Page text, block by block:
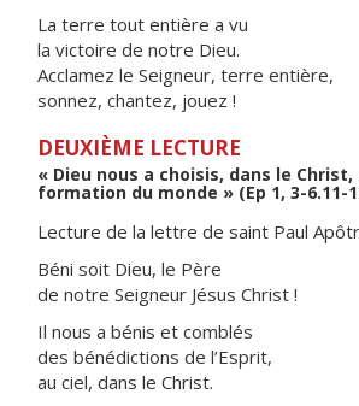
La terre tout entière a vu
la victoire de notre Dieu.
Acclamez le Seigneur, terre entière,
sonnez, chantez, jouez !
DEUXIÈME LECTURE
« Dieu nous a choisis, dans le
formation du monde » (Ep 1, 3-6.11-
Lecture de la lettre de saint Paul
Béni soit Dieu, le Père
de notre Seigneur Jésus Christ !
Il nous a bénis et comblés
des bénédictions de l’Esprit,
au ciel, dans le Christ.